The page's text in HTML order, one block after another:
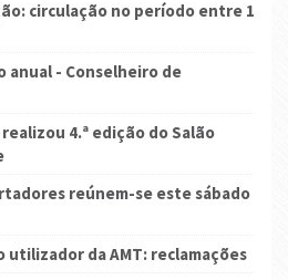
circulação no período entre 1
anual - Conselheiro de
realizou 4.ª edição do Salão
reúnem-se este sábado
utilizador da AMT: reclamações